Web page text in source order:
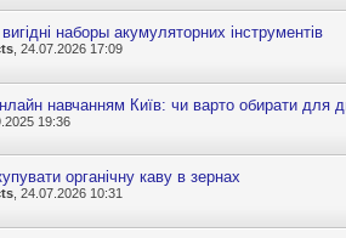
наборы акумуляторних інструментів
, 24.07.2026 17:09
навчанням Київ: чи варто обирати для
19:36
органічну каву в зернах
, 24.07.2026 10:31